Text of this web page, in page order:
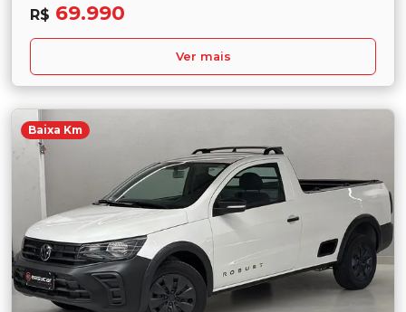
R$ 69.990
Ver mais
Baixa Km